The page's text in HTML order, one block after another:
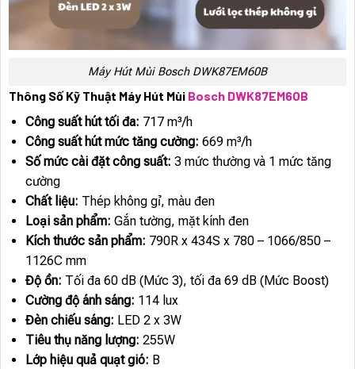
Máy Hút Mùi Bosch DWK87EM60B
Thông Số Kỹ Thuật Máy Hút Mùi Bosch DWK87EM60B
Công suất hút tối đa: 717 m³/h
Công suất hút mức tăng cường: 669 m³/h
Số mức cài đặt công suất: 3 mức thường và 1 mức tăng
cường
Chất liệu: Thép không gỉ, màu đen
Loại sản phẩm: Gắn tường, mặt kính đen
Kích thước sản phẩm: 790R x 434S x 780 – 1066/850 –
1126C mm
Độ ồn: Tối đa 60 dB (Mức 3), tối đa 69 dB (Mức Boost)
Cường độ ánh sáng: 114 lux
Đèn chiếu sáng: LED 2 x 3W
Tiêu thụ năng lượng: 255W
Lớp hiệu quả quạt gió: B